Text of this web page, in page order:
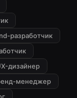
разработчик
дизайнер
менеджер